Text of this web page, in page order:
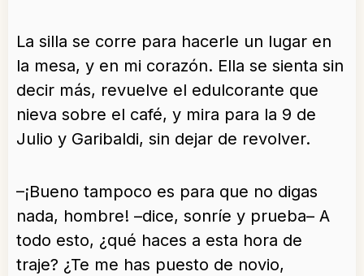
La silla se corre para hacerle un lugar en
la mesa, y en mi corazón. Ella se sienta sin
decir más, revuelve el edulcorante que
nieva sobre el café, y mira para la 9 de
Julio y Garibaldi, sin dejar de revolver.
–¡Bueno tampoco es para que no digas
nada, hombre! –dice, sonríe y prueba– A
todo esto, ¿qué haces a esta hora de
traje? ¿Te me has puesto de novio,